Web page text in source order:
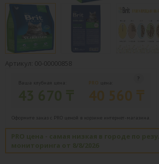
Артикул: 00-00000858
Ваша клубная цена: PRO цена:
40 560 ₸
Оформите заказ с PRO ценой в корзине интернет-магазина.
PRO цена - самая низкая в городе по
мониторинга от 8/8/2026